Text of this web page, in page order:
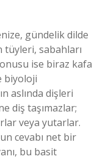
gündelik dilde
tüyleri, sabahları
ise biraz kafa
biyoloji
aslında dişleri
diş taşımazlar;
veya yutarlar.
cevabı net bir
bu basit